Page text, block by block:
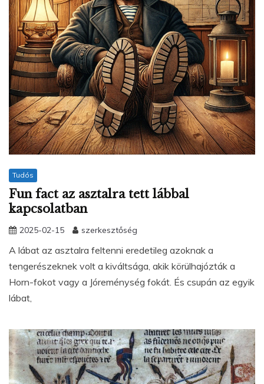
Tudós
Fun fact az asztalra tett lábbal
kapcsolatban
2025-02-15 szerkesztőség
A lábat az asztalra feltenni eredetileg azoknak a
tengerészeknek volt a kiváltsága, akik körülhajózták a
Horn-fokot vagy a Jóreménység fokát. És csupán az egyik
lábat,